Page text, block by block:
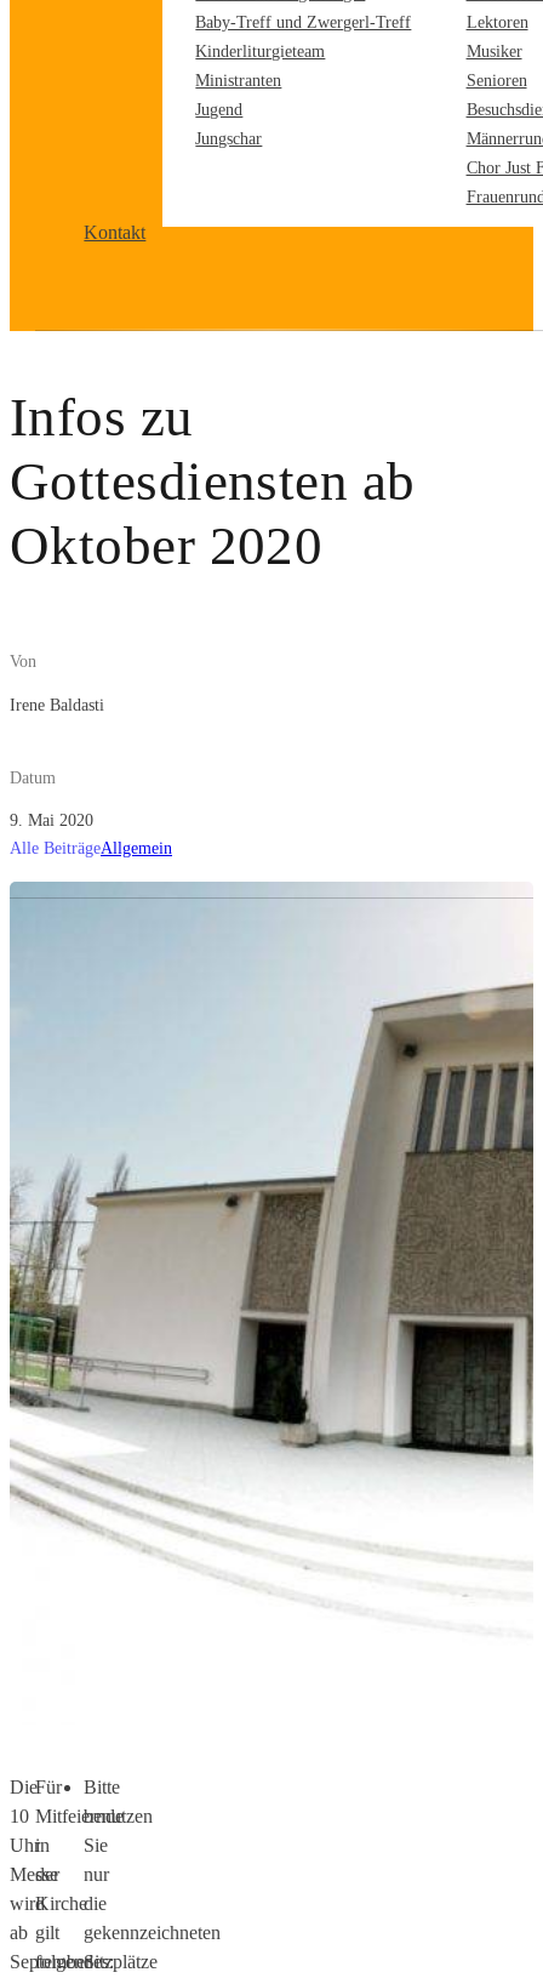
Baby-Treff und Zwergerl-Treff
Kinderliturgieteam
Ministranten
Jugend
Jungschar
Lektoren
Musiker
Senioren
Chor Just
Kontakt
Infos zu
Gottesdiensten ab
Oktober 2020
Von
Irene Baldasti
Datum
9. Mai 2020
Alle BeiträgeAllgemein
Die
10
Uhr
Messe
wird
ab
September
Für
Mitfeiernde
in
der
Kirche
gilt
folgendes:
Bitte
benutzen
Sie
nur
die
gekennzeichneten
Sitzplätze